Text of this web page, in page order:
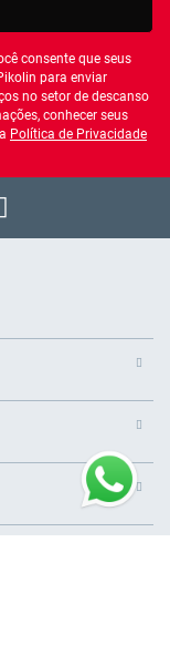
consente que seus
para enviar
no setor de descanso
conhecer seus
Política de Privacidade